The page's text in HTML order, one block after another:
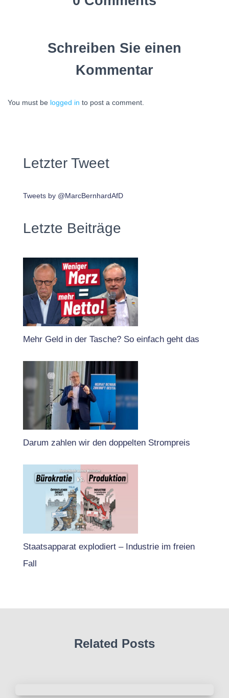
Schreiben Sie einen
Kommentar
You must be logged in to post a comment.
Letzter Tweet
Tweets by @MarcBernhardAfD
Letzte Beiträge
Mehr Geld in der Tasche? So einfach geht das
Darum zahlen wir den doppelten Strompreis
Staatsapparat explodiert – Industrie im freien
Fall
Related Posts